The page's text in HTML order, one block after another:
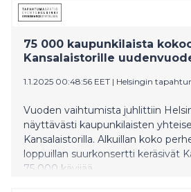
75 000 kaupunkilaista
Kansalaistorille
1.1.2025 00:48:56 EET | Helsingin
Vuoden vaihtumista juhlittiin
näyttävästi kaupunkilaisten
Kansalaistorilla. Alkuillan koko
loppuillan suurkonsertti keräsivät
75 000 kävijää.